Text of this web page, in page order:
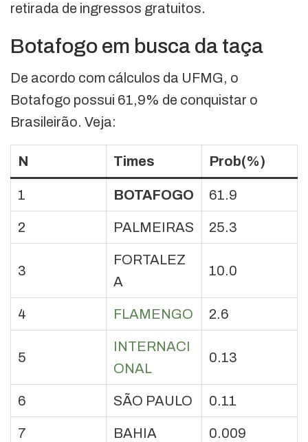
retirada de ingressos gratuitos.
Botafogo em busca da taça
De acordo com cálculos da UFMG, o
Botafogo possui 61,9% de conquistar o
Brasileirão. Veja:
N Times Prob(%)
1 BOTAFOGO 61.9
2 PALMEIRAS 25.3
3
FORTALEZ
A
10.0
4 FLAMENGO 2.6
5
INTERNACI
ONAL
0.13
6 SÃO PAULO 0.11
7 BAHIA 0.009